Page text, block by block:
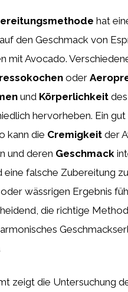
hat
den Geschmack von
mit Avocado.
oder
und Körperlichkeit
hervorheben. Ein
kann die Cremigkeit der
und deren Geschmack
eine falsche Zubereitung
wässrigen Ergebnis
die richtige
zeigt die Untersuchung